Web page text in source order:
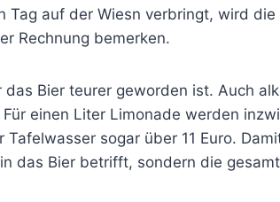
Tag auf der Wiesn verbringt, wird
Rechnung bemerken.
Bier teurer geworden ist. Auch
einen Liter Limonade werden
sogar über 11 Euro.
das Bier betrifft, sondern die